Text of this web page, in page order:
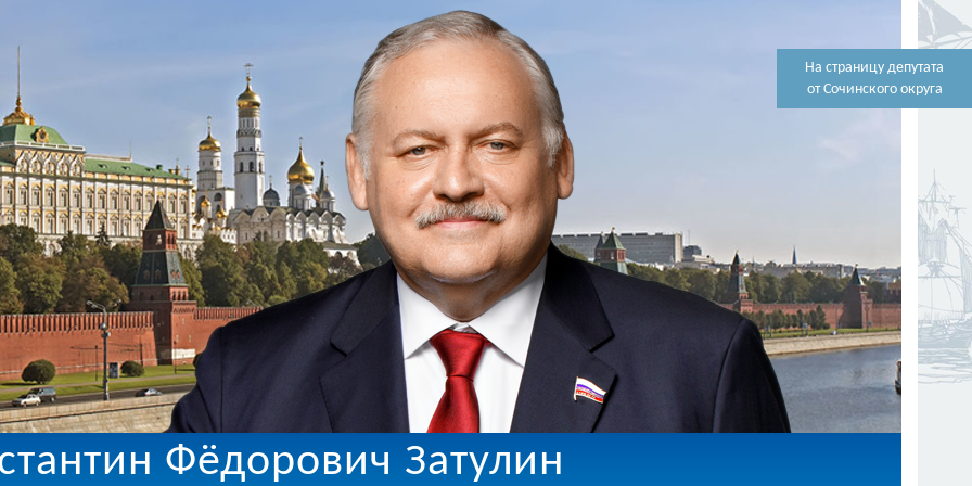
На страницу депутата
от Сочинского округа
Фёдорович Затулин